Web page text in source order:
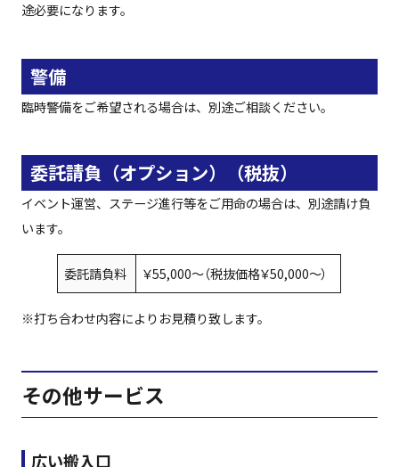
途必要になります。
警備
臨時警備をご希望される場合は、別途ご相談ください。
委託請負（オプション）（税抜）
イベント運営、ステージ進行等をご用命の場合は、別途請け負
います。
委託請負料 ￥55,000〜（税抜価格￥50,000〜）
※打ち合わせ内容によりお見積り致します。
その他サービス
広い搬入口